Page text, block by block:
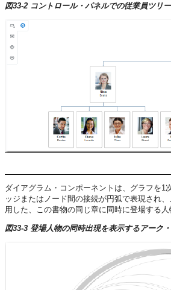
図33-2 コントロール・パネルでの従業員ツリ
ダイアグラム・コンポーネントは、グラフを
ッジまたはノード間の接続が円弧で表現され
用した、この書物の同じ章に同時に登場する
図33-3 登場人物の同時出現を表示するアーク